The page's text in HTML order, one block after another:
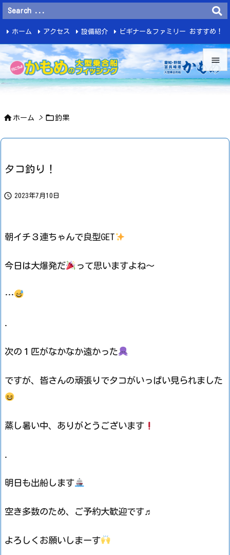


ホーム アクセス 設備紹介 ビギナー＆ファミリー おすすめ！
釣 果
 ホーム > 釣果
タコ釣り！
 2023年7月10日
朝イチ３連ちゃんで良型GET
今日は大爆発だ って思いますよね～
…
.
次の１匹がなかなか遠かった
ですが、皆さんの頑張りでタコがいっぱい見られました
蒸し暑い中、ありがとうございます
.
明日も出船します
空き多数のため、ご予約大歓迎です♬
よろしくお願いしまーす